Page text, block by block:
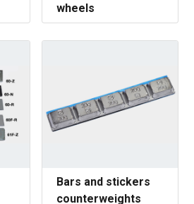
wheels
Bars and stickers
counterweights